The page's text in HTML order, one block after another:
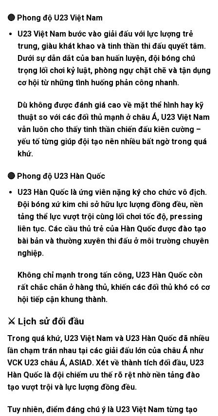
🔵 Phong độ U23 Việt Nam
U23 Việt Nam bước vào giải đấu với lực lượng trẻ
trung, giàu khát khao và tinh thần thi đấu quyết tâm.
Dưới sự dẫn dắt của ban huấn luyện, đội bóng chú
trọng lối chơi kỷ luật, phòng ngự chặt chẽ và tận dụng
cơ hội từ những tình huống phản công nhanh.
Dù không được đánh giá cao về mặt thể hình hay kỹ
thuật so với các đối thủ mạnh ở châu Á, U23 Việt Nam
vẫn luôn cho thấy tinh thần chiến đấu kiên cường –
yếu tố từng giúp đội tạo nên nhiều bất ngờ trong quá
khứ.
🔴 Phong độ U23 Hàn Quốc
U23 Hàn Quốc là ứng viên nặng ký cho chức vô địch.
Đội bóng xứ kim chi sở hữu lực lượng đồng đều, nền
tảng thể lực vượt trội cùng lối chơi tốc độ, pressing
liên tục. Các cầu thủ trẻ của Hàn Quốc được đào tạo
bài bản và thường xuyên thi đấu ở môi trường chuyên
nghiệp.
Không chỉ mạnh trong tấn công, U23 Hàn Quốc còn
rất chắc chắn ở hàng thủ, khiến các đối thủ khó có cơ
hội tiếp cận khung thành.
⚔️ Lịch sử đối đầu
Trong quá khứ, U23 Việt Nam và U23 Hàn Quốc đã nhiều
lần chạm trán nhau tại các giải đấu lớn của châu Á như
VCK U23 châu Á, ASIAD. Xét về thành tích đối đầu, U23
Hàn Quốc là đội chiếm ưu thế rõ rệt nhờ nền tảng đào
tạo vượt trội và lực lượng đồng đều.
Tuy nhiên, điểm đáng chú ý là U23 Việt Nam từng tạo